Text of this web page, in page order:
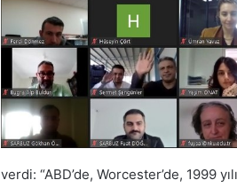
verdi: “ABD’de, Worcester’de, 1999